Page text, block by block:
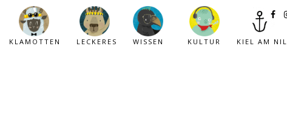
KLAMOTTEN LECKERES WISSEN KULTUR KIEL AM NIL